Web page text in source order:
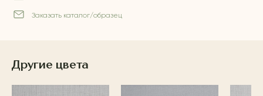
Заказать каталог/образец
Другие цвета